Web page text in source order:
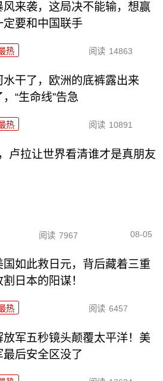
风来袭，这局决不能输，想赢
定要和中国联手
热 阅读 14863
水干了，欧洲的底裤露出来
，“生命线”告急
热 阅读 10891
卢拉让世界看清谁才是真朋友
阅读 7967 08-05
国如此救日元，背后藏着三重
割日本的阳谋！
热 阅读 6457
放军五秒镜头颠覆太平洋！美
最后安全区没了